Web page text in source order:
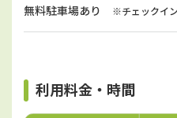
無料駐車場あり ※チェックイ
利用料金・時間